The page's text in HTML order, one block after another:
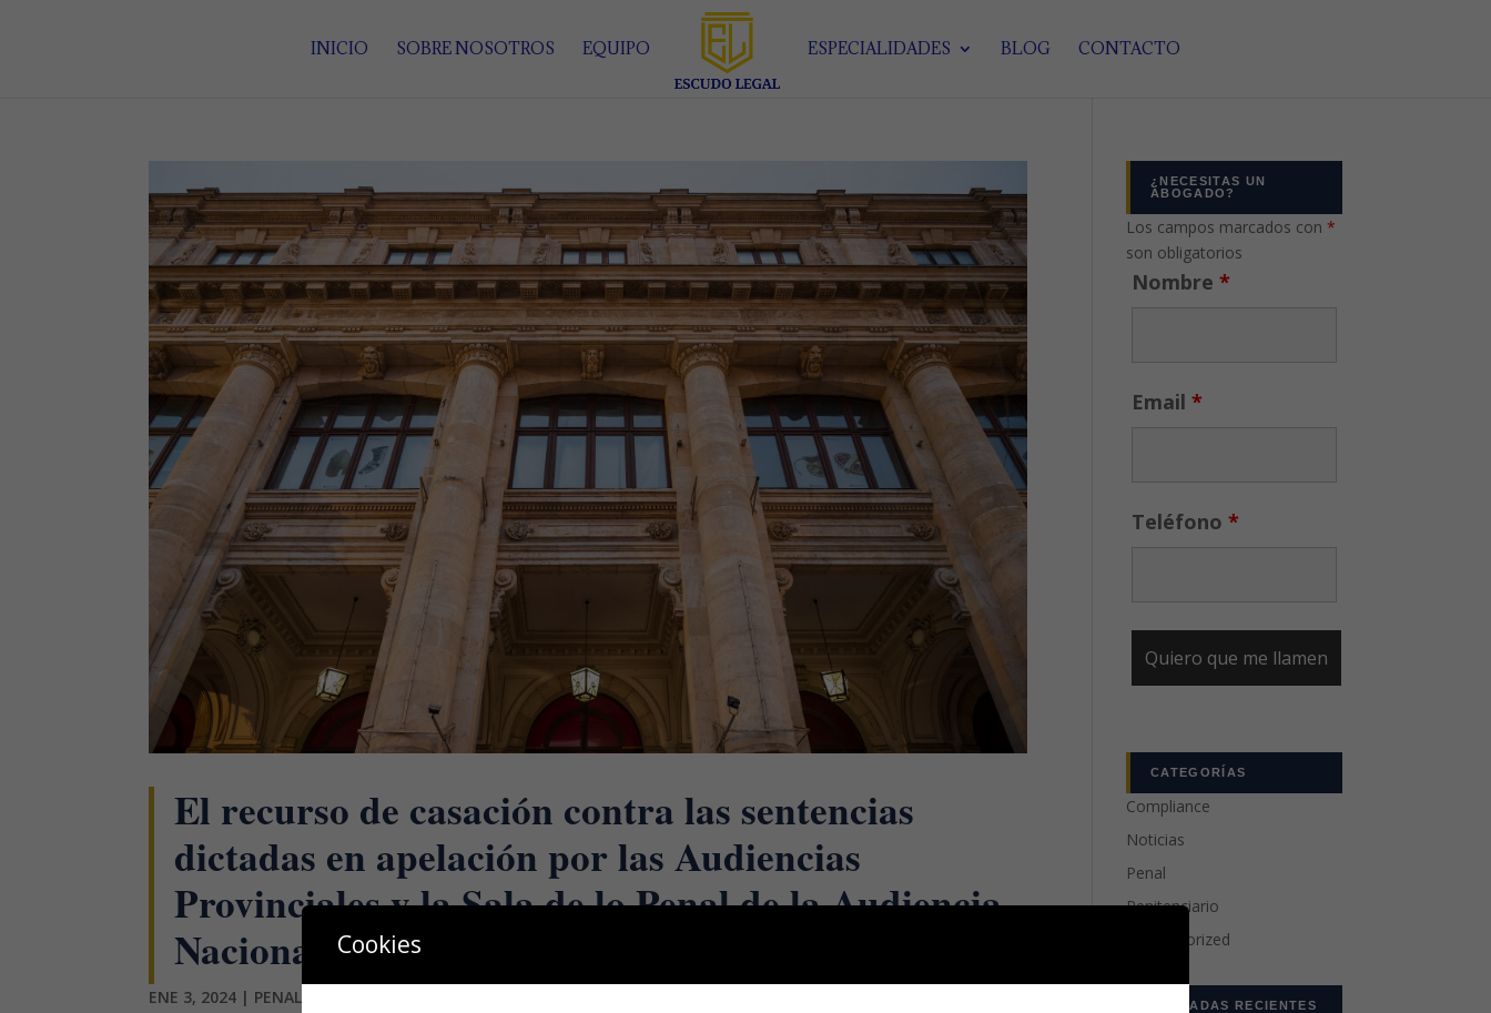
INICIO SOBRE NOSOTROS EQUIPO ESPECIALIDADES BLOG CONTACTO
El recurso de casación contra las sentencias
dictadas en apelación por las Audiencias
Provinciales y la Sala de lo Penal de la Audiencia
Nacional.
ENE 3, 2024 | PENAL
¿NECESITAS UN
ABOGADO?
Los campos marcados con*
son obligatorios
Nombre*
Email*
Teléfono*
CATEGORÍAS
Compliance
Noticias
Penal
Penitenciario
Uncategorized
ENTRADAS RECIENTES
Cookies